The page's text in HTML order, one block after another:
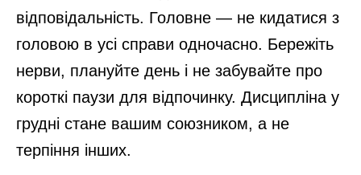
відповідальність. Головне — не кидатися з
головою в усі справи одночасно. Бережіть
нерви, плануйте день і не забувайте про
короткі паузи для відпочинку. Дисципліна у
грудні стане вашим союзником, а не
терпіння інших.